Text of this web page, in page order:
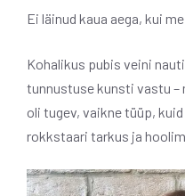
Ei läinud kaua aega, kui
Kohalikus pubis veini
tunnustuse kunsti vastu –
oli tugev, vaikne tüüp,
rokkstaari tarkus ja